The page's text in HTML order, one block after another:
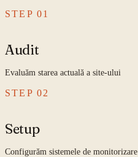
STEP01
Audit
Evaluăm starea actuală a site-ului
STEP02
Setup
Configurăm sistemele de monitorizare